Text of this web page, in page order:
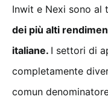
Inwit e Nexi sono al
dei più alti
italiane. I settori di
completamente
comun